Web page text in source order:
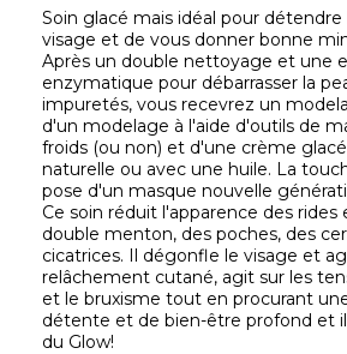
Soin glacé mais idéal pour
visage et de vous donner bonne
Après un double nettoyage et une
enzymatique pour débarrasser la
impuretés, vous recevrez un
d'un modelage à l'aide d'outils de
froids (ou non) et d'une crème
naturelle ou avec une huile. La
pose d'un masque nouvelle
Ce soin réduit l'apparence des rides
double menton, des poches, des
cicatrices. Il dégonfle le visage et
relâchement cutané, agit sur les
et le bruxisme tout en procurant
détente et de bien-être profond et
du Glow!